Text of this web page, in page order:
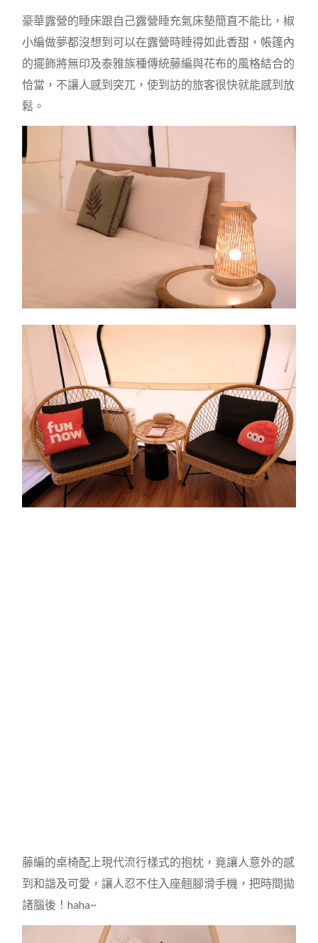
豪華露營的睡床跟自己露營睡充氣床墊簡直不能比，椒
小編做夢都沒想到可以在露營時睡得如此香甜，帳篷內
的擺飾將無印及泰雅族種傳統藤編與花布的風格結合的
恰當，不讓人感到突兀，使到訪的旅客很快就能感到放
鬆。
藤編的桌椅配上現代流行樣式的抱枕，竟讓人意外的感
到和諧及可愛，讓人忍不住入座翹腳滑手機，把時間拋
諸腦後！haha~